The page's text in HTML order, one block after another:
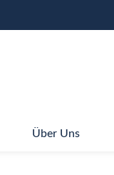
Über Uns